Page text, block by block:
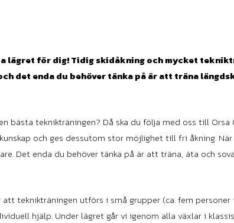
lägret för dig!Tidig skidåkning och mycket
det enda du behöver tänka på är att träna
bästa teknikträningen? Då ska du följa med oss till Orsa
och ges dessutom stor möjlighet till fri åkning.
Det enda du behöver tänka på är att träna, äta och
teknikträningen utförs i små grupper (ca. fem
hjälp. Under lägret går vi igenom alla växlar i